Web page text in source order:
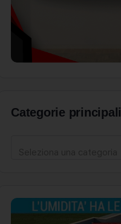
Categorie principali